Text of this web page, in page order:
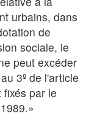
urbains, dans
de
sociale, le
peut excéder
3º de l'article
par le